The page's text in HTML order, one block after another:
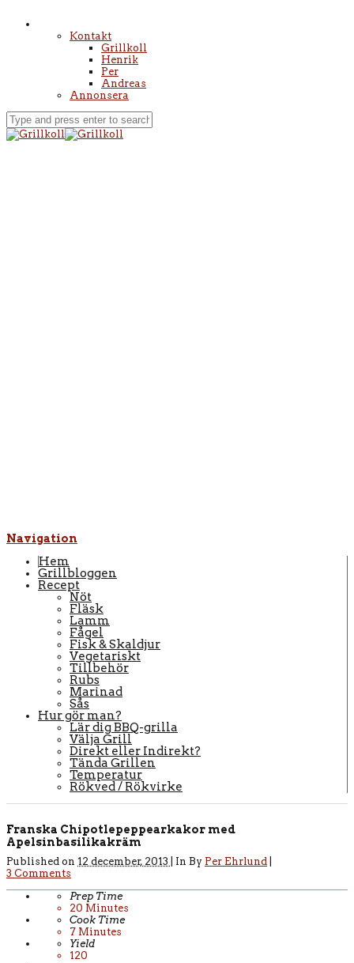
Kontakt
Grillkoll
Henrik
Per
Andreas
Annonsera
Navigation
Hem
Grillbloggen
Recept
Nöt
Fläsk
Lamm
Fågel
Fisk & Skaldjur
Vegetariskt
Tillbehör
Rubs
Marinad
Sås
Hur gör man?
Lär dig BBQ-grilla
Välja Grill
Direkt eller Indirekt?
Tända Grillen
Temperatur
Rökved / Rökvirke
Franska Chipotlepeppearkakor med
Apelsinbasilikakräm
Published on 12 december, 2013 | In By Per Ehrlund
3 Comments
Prep Time
20 Minutes
Cook Time
7 Minutes
Yield
120